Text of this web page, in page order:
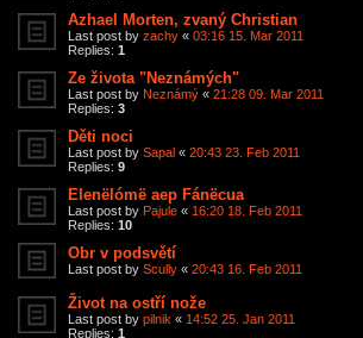
Azhael Morten, zvaný Christian
Last post by zachy « 03:16 15. Mar 2011
Replies: 1
Ze života "Neznámých"
Last post by Neznámý « 21:28 09. Mar 2011
Replies: 3
Děti noci
Last post by Sapal « 20:43 23. Feb 2011
Replies: 9
Elenëlómë aep Fánëcua
Last post by Pajule « 16:20 18. Feb 2011
Replies: 10
Obr v podsvětí
Last post by Scully « 20:43 16. Feb 2011
Život na ostří nože
Last post by pilnik « 14:52 25. Jan 2011
Replies: 1